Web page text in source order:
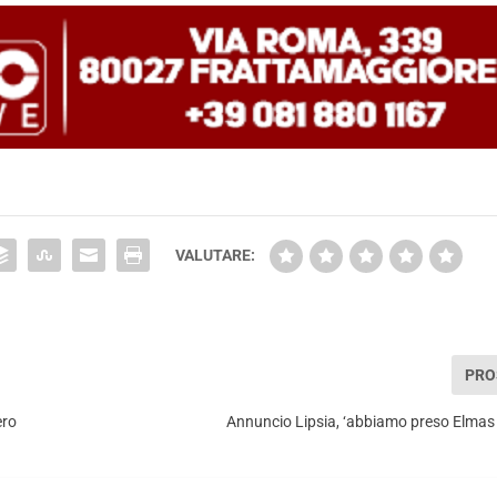
VALUTARE:
Annuncio Lipsia, ‘abbiamo preso Elmas